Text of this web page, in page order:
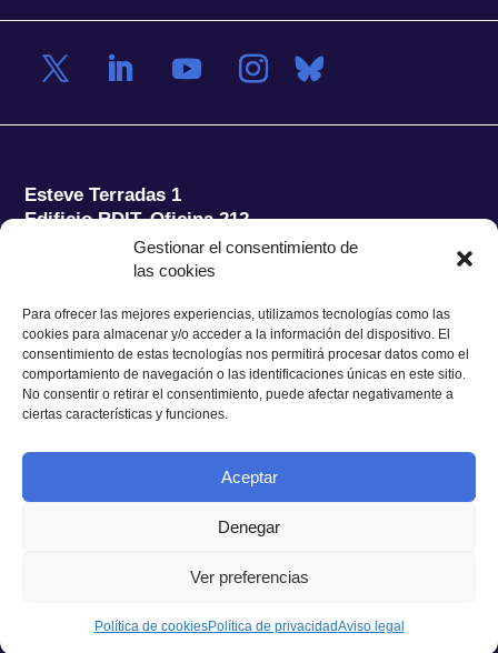
Gestionar el consentimiento de
las cookies
Para ofrecer las mejores experiencias, utilizamos tecnologías como las
cookies para almacenar y/o acceder a la información del dispositivo. El
consentimiento de estas tecnologías nos permitirá procesar datos como el
comportamiento de navegación o las identificaciones únicas en este sitio.
No consentir o retirar el consentimiento, puede afectar negativamente a
ciertas características y funciones.
Aceptar
Denegar
Ver preferencias
Política de cookiesPolítica de privacidadAviso legal
Esteve Terradas 1
Edificio RDIT, Oficina 212
Parc Mediterrani de la Tecnologia (PMT) Campus
08860 Castelldefels (Barcelona)
Tel.:+34 93 280 2088
Fax:+34 93 280 6395
E-mail:ieec@ieec.cat
Aviso legal
Diseño web
Ruiz Stinga Studio